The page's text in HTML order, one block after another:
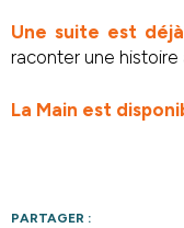
Une suite est
raconter une
La Main est
PARTAGER :